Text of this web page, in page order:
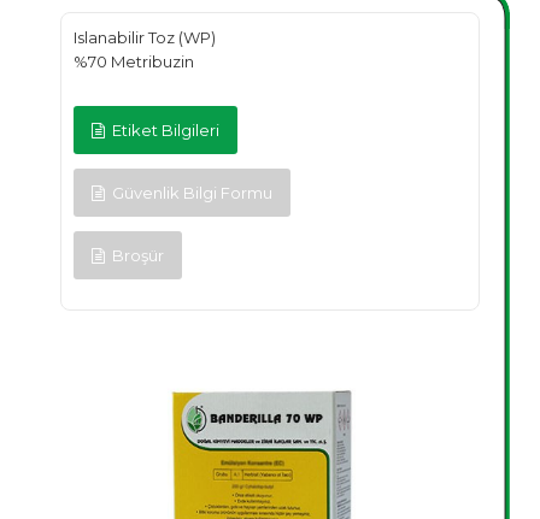
Islanabilir Toz (WP)
%70 Metribuzin
Etiket Bilgileri
Güvenlik Bilgi Formu
Broşür